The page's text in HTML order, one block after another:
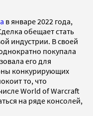
в январе 2022 года,
обещает стать
индустрии. В своей
покупала
его для
конкурирующих
то, что
World of Warcraft
на ряде консолей,